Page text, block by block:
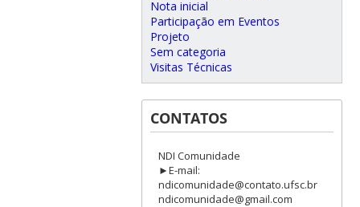
Nota inicial
Participação em Eventos
Projeto
Sem categoria
Visitas Técnicas
CONTATOS
NDI Comunidade
►E-mail:
ndicomunidade@contato.ufsc.br
ndicomunidade@gmail.com